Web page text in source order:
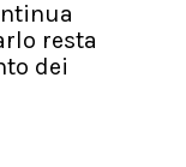
resta
dei